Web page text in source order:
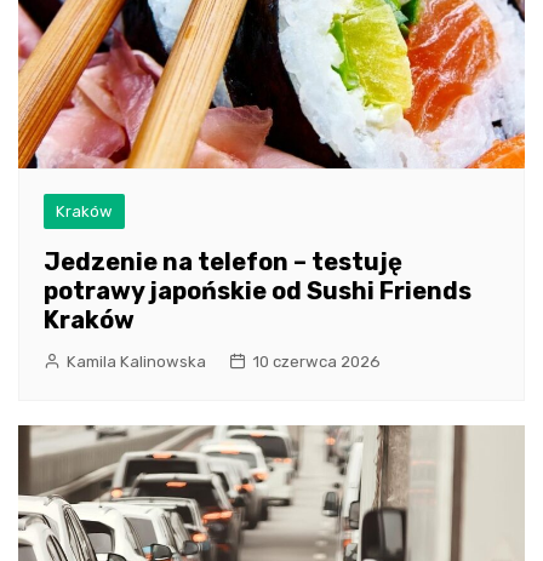
Kraków
Jedzenie na telefon – testuję
potrawy japońskie od Sushi Friends
Kraków
Kamila Kalinowska 10 czerwca 2026